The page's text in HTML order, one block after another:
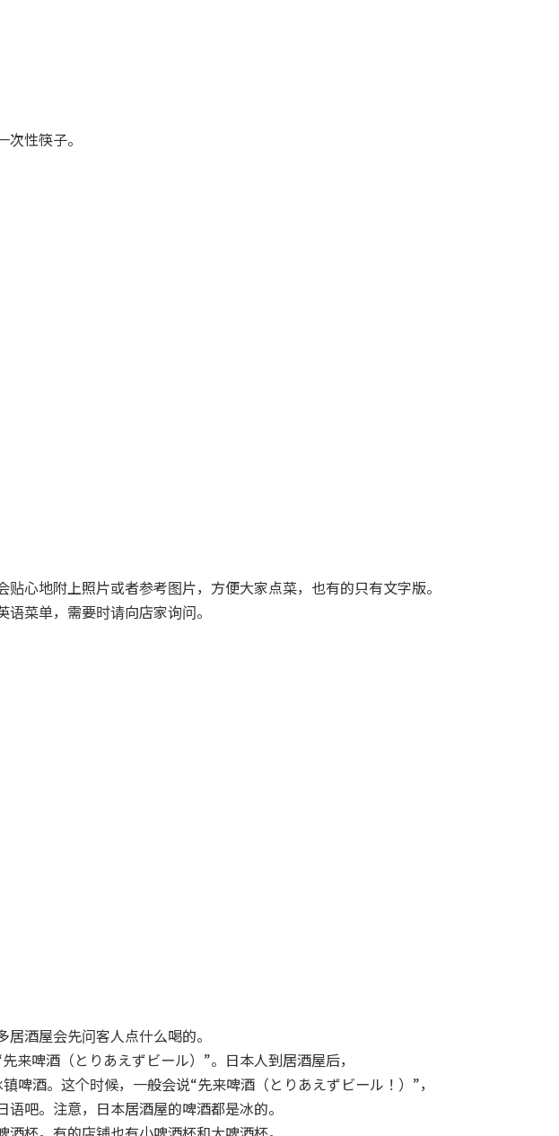
性筷子。
贴心地附上照片或者参考图片，方便大家点菜，也有的只有文字版。
语菜单，需要时请向店家询问。
居酒屋会先问客人点什么喝的。
来啤酒（とりあえずビール）”。日本人到居酒屋后，
啤酒。这个时候，一般会说“先来啤酒（とりあえずビール！）”，
语吧。注意，日本居酒屋的啤酒都是冰的。